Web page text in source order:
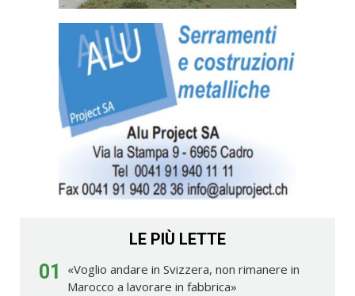
LE PIÙ LETTE
01
«Voglio andare in Svizzera, non rimanere in
Marocco a lavorare in fabbrica»